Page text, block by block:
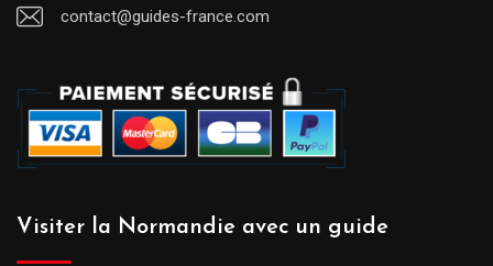
contact@guides-france.com
Visiter la Normandie avec un guide